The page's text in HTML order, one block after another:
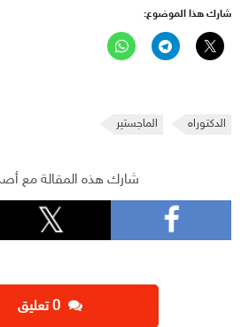
شارك هذا الموضوع:
الدكتوراه الماجستير
شارك هذه المقالة مع